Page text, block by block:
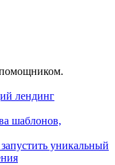
помощником.
лендинг
шаблонов,
уникальный